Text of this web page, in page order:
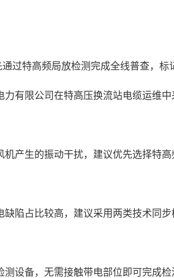
过特高频局放检测完成全线普查，
有限公司在特高压换流站电缆运维
产生的振动干扰，建议优先选择特
陷占比较高，建议采用两类技术同
设备，无需接触带电部位即可完成检